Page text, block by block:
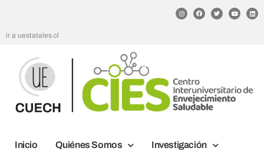
ir a uestatales.cl
Inicio Quiénes Somos Investigación